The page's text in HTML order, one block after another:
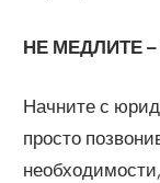
НЕ МЕДЛИТЕ
Начните с
просто